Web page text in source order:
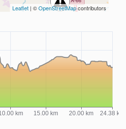
Leaflet | ©OpenStreetMapcontributors